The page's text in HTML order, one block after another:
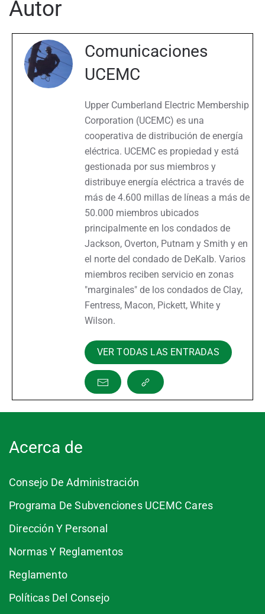
Autor
Comunicaciones
UCEMC
Upper Cumberland Electric Membership
Corporation (UCEMC) es una
cooperativa de distribución de energía
eléctrica. UCEMC es propiedad y está
gestionada por sus miembros y
distribuye energía eléctrica a través de
más de 4.600 millas de líneas a más de
50.000 miembros ubicados
principalmente en los condados de
Jackson, Overton, Putnam y Smith y en
el norte del condado de DeKalb. Varios
miembros reciben servicio en zonas
"marginales" de los condados de Clay,
Fentress, Macon, Pickett, White y
Wilson.
VER TODAS LAS ENTRADAS
Acerca de
Consejo De Administración
Programa De Subvenciones UCEMC Cares
Dirección Y Personal
Normas Y Reglamentos
Reglamento
Políticas Del Consejo